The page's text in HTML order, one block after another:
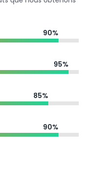
90%
95%
85%
90%